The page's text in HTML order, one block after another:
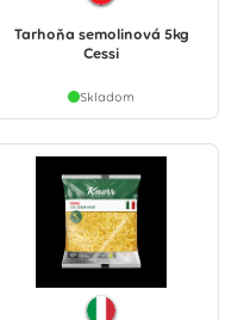
Tarhoňa semolinová 5kg
Cessi
Skladom